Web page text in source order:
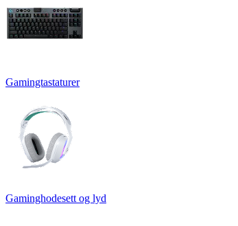
Gamingtastaturer
Gaminghodesett og lyd